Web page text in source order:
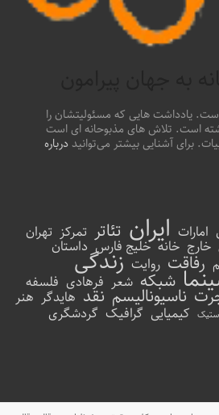
یادداشت هایی که مسئولیتشان را
است. تلاش های مذبوحانه ای است
برای آشنایی بیشتر می‌توانیددرباره
امارات ایران تئاتر تمرکز تهران
خارج خانه خلیج فارس داستان
رفاقت روایت زندگی
شبکه شعر فرهادی فلسفه
ناسیونالیسم نقد هایدگر هنر
کیمیایی گرافیک گردشگری